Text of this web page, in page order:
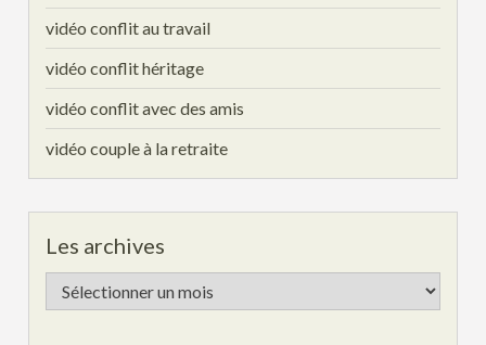
vidéo conflit au travail
vidéo conflit héritage
vidéo conflit avec des amis
vidéo couple à la retraite
Les archives
Les
archives